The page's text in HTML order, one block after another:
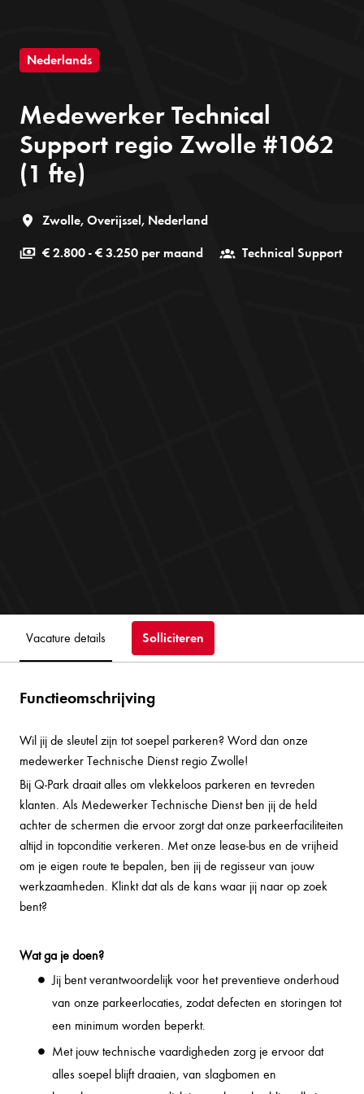
Nederlands
Medewerker Technical
Support regio Zwolle #1062
(1 fte)
Zwolle, Overijssel , Nederland
€ 2.800 - € 3.250 per maand Technical Support
Vacature details Solliciteren
Functieomschrijving
Wil jij de sleutel zijn tot soepel parkeren? Word dan onze
medewerker Technische Dienst regio Zwolle!
Bij Q-Park draait alles om vlekkeloos parkeren en tevreden
klanten. Als Medewerker Technische Dienst ben jij de held
achter de schermen die ervoor zorgt dat onze parkeerfaciliteiten
altijd in topconditie verkeren. Met onze lease-bus en de vrijheid
om je eigen route te bepalen, ben jij de regisseur van jouw
werkzaamheden. Klinkt dat als de kans waar jij naar op zoek
bent?
Wat ga je doen?
Jij bent verantwoordelijk voor het preventieve onderhoud
van onze parkeerlocaties, zodat defecten en storingen tot
een minimum worden beperkt.
Met jouw technische vaardigheden zorg je ervoor dat
alles soepel blijft draaien, van slagbomen en